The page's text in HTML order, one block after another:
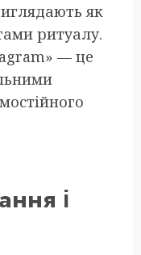
як
ритуалу.
— це
і